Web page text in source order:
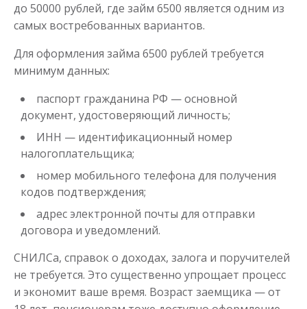
Моментальный займ
Сумма до 50 000₽
Срок
Получить
Одолжим до 30 дней
Сумма до50 000 ₽
Срок от 1до 30 дня
до 50000 рублей, где займ 6500 является одним из
самых востребованных вариантов.
Для оформления займа 6500 рублей требуется
минимум данных:
паспорт гражданина РФ — основной
документ, удостоверяющий личность;
ИНН — идентификационный номер
налогоплательщика;
номер мобильного телефона для получения
кодов подтверждения;
адрес электронной почты для отправки
договора и уведомлений.
СНИЛСа, справок о доходах, залога и поручителей
не требуется. Это существенно упрощает процесс
и экономит ваше время. Возраст заемщика — от